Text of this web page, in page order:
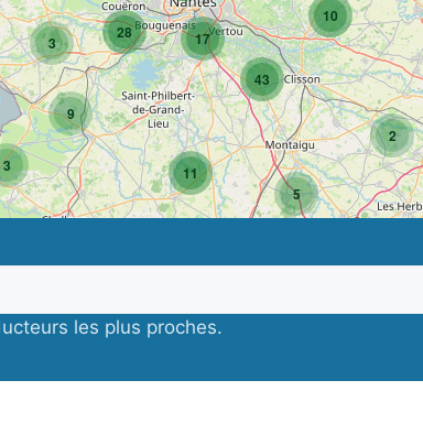
2
3
3
9
3
5
11
17
10
43
28
les plus proches.